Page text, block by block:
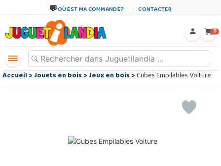
OÙ EST MA COMMANDE? CONTACTER
0
Accueil>Jouets en bois>Jeux en bois>Cubes Empilables Voiture